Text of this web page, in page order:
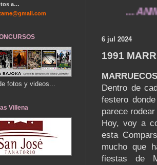
... ANÍMATE
6 jul 2024
1991
Dentro de
festero
parece
Hoy, voy a
esta
mucho que
fiestas de
a…
fotos y videos...
Villena